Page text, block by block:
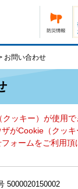
お問い合わせ
ッキー）が使用
がCookie（クッ
ォームをご利用頂
5000020150002